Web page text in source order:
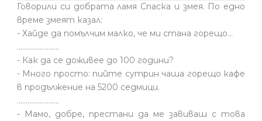
Говорили си добрата ламя Спаска и змея. По едно
време змеят казал:
- Хайде да помълчим малко, че ми стана горещо...
........................
- Как да се доживее до 100 години?
- Много просто: пийте сутрин чаша горещо кафе
в продължение на 5200 седмици.
........................
- Мамо, добре, престани да ме завиваш с това